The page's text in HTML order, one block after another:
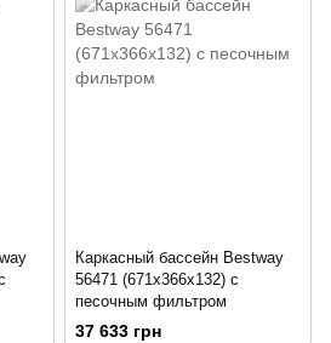
Каркасный бассейн Bestway
56471 (671х366х132) с
песочным фильтром
37 633 грн